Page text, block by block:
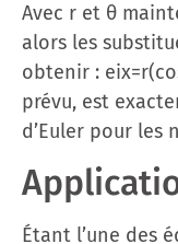
Avec r et θ
alors les
obtenir :
prévu, est
d’Euler pour les
Étant l’une des